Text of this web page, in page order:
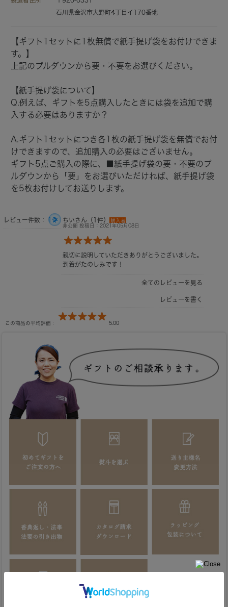
石川県金沢市大野町4丁目イ170番地
【ギフト1セットに1枚無償で紙手提げ袋をお付けできま
す。】
上記のプルダウンから要・不要をお選びください。
【紙手提げ袋について】
Q. 例えば、ギフトを5点購入したときには袋を追加で購
入する必要はありますか？
A. ギフト1セットにつき各1枚の紙手提げ袋を無償でお付
けできますので、追加購入の必要はございません。
ギフト5点ご購入の際に、■紙手提げ袋の要・不要のプ
ルダウンから「要」をお選びいただければ、紙手提げ袋
を5枚お付けしてお送りします。
レビュー件数： 1件 ちいさん（1件）
購入者
非公開 投稿日：2021年05月08日
親切に説明していただきありがとうございました。
到着がたのしみです！
全てのレビューを見る
レビューを書く
この商品の平均評価： 5.00